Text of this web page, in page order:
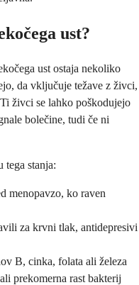
ust?
ust ostaja nekoliko
da vključuje težave z živci,
živci se lahko poškodujejo
bolečine, tudi če ni
tega stanja:
menopavzo, ko raven
za krvni tlak, antidepresivi
B, cinka, folata ali železa
prekomerna rast bakterij